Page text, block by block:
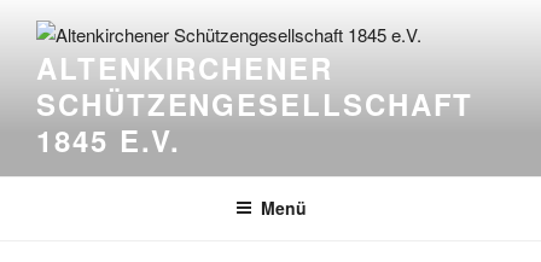
Inhalt
springenALTENKIRCHENER
SCHÜTZENGESELLSCHAFT
1845 E.V.
Menü